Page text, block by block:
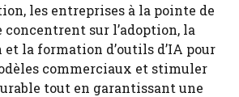
les entreprises à la pointe de
sur l’adoption, la
la formation d’outils d’IA pour
commerciaux et stimuler
tout en garantissant une